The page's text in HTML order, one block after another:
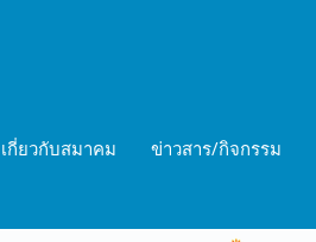
เกี่ยวกับสมาคม ข่าวสาร/กิจกรรม